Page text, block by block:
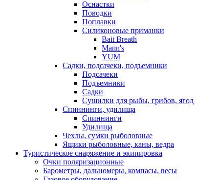
Оснастки
Поводки
Поплавки
Силиконовые приманки
Bait Breath
Mann's
YUM
Садки, подсачеки, подъемники
Подсачеки
Подъемники
Садки
Сушилки для рыбы, грибов, ягод
Спиннинги, удилища
Спиннинги
Удилища
Чехлы, сумки рыболовные
Ящики рыболовные, каны, ведра
Туристическое снаряжение и экипировка
Очки поляризационные
Барометры, дальномеры, компасы, весы